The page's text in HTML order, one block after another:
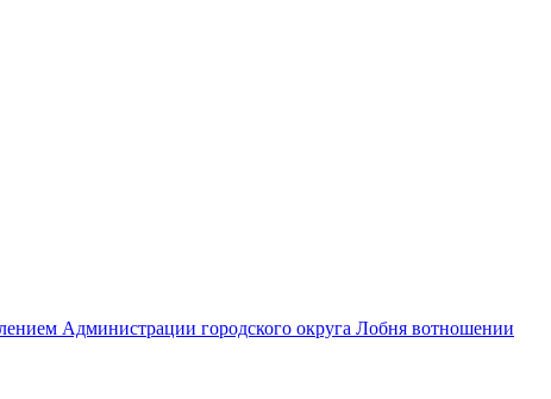
Администрации городского округа Лобня вотношении